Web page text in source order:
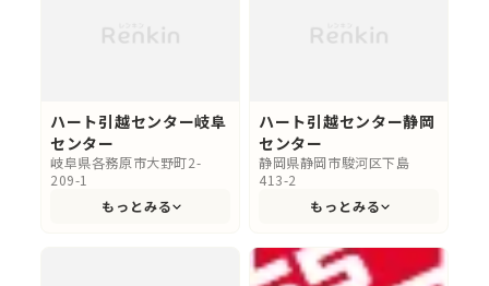
ハート引越センター岐阜
センター
岐阜県各務原市大野町2-
209-1
もっとみる
ハート引越センター静岡
センター
静岡県静岡市駿河区下島
413-2
もっとみる